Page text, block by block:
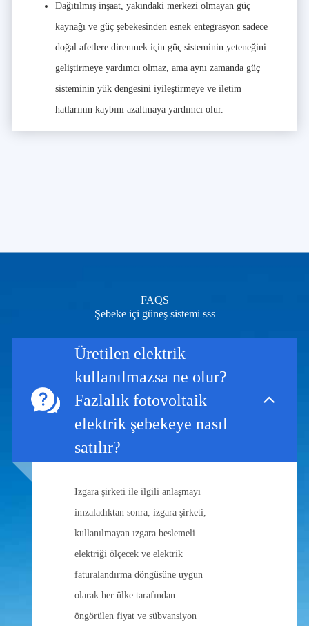
Dağıtılmış inşaat, yakındaki merkezi olmayan güç
kaynağı ve güç şebekesinden esnek entegrasyon sadece
doğal afetlere direnmek için güç sisteminin yeteneğini
geliştirmeye yardımcı olmaz, ama aynı zamanda güç
sisteminin yük dengesini iyileştirmeye ve iletim
hatlarının kaybını azaltmaya yardımcı olur.
FAQS
Şebeke içi güneş sistemi sss
Üretilen elektrik
kullanılmazsa ne olur?
Fazlalık fotovoltaik
elektrik şebekeye nasıl
satılır?
Izgara şirketi ile ilgili anlaşmayı
imzaladıktan sonra, izgara şirketi,
kullanılmayan ızgara beslemeli
elektriği ölçecek ve elektrik
faturalandırma döngüsüne uygun
olarak her ülke tarafından
öngörülen fiyat ve sübvansiyon